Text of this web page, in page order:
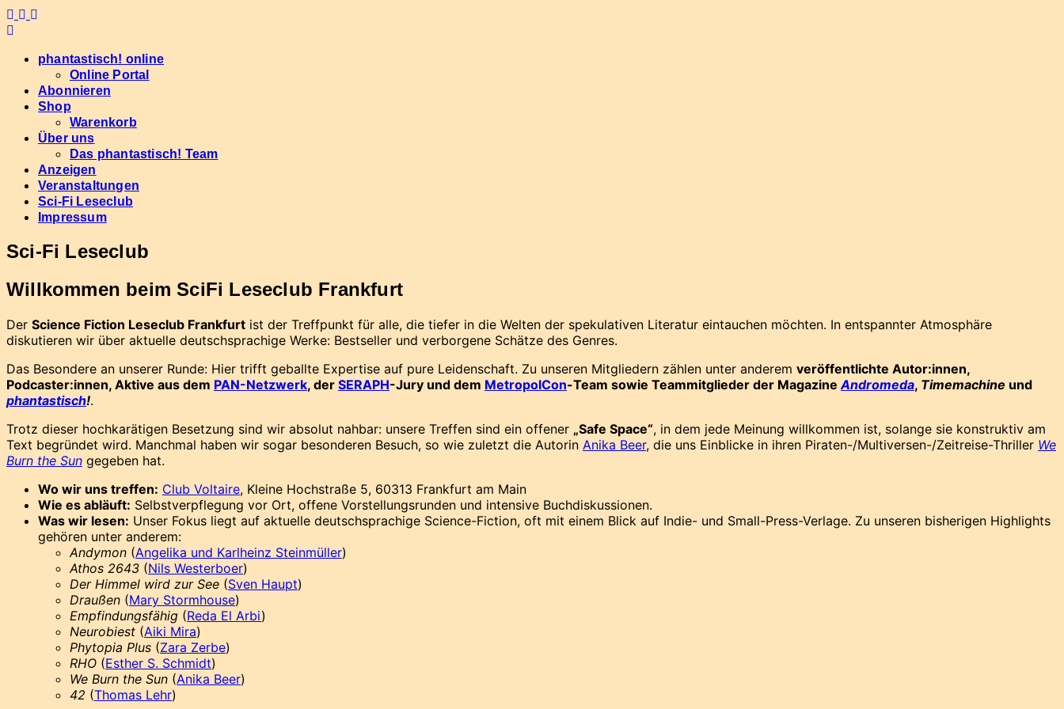
Skip
to
phantastisch! online
Online Portal
Abonnieren
Shop
Warenkorb
Über uns
Das phantastisch! Team
Anzeigen
Veranstaltungen
Sci-Fi Leseclub
Impressum
Sci-Fi Leseclub
Willkommen beim SciFi Leseclub Frankfurt
Der Science Fiction Leseclub Frankfurt ist der Treffpunkt für alle, die tiefer in die Welten der spekulativen Literatur eintauchen möchten. In entspannter Atmosphäre
diskutieren wir über aktuelle deutschsprachige Werke: Bestseller und verborgene Schätze des Genres.
Das Besondere an unserer Runde: Hier trifft geballte Expertise auf pure Leidenschaft. Zu unseren Mitgliedern zählen unter anderem veröffentlichte Autor:innen,
Podcaster:innen, Aktive aus dem PAN-Netzwerk, der SERAPH-Jury und dem MetropolCon-Team sowie Teammitglieder der Magazine Andromeda, Timemachine und
phantastisch!.
Trotz dieser hochkarätigen Besetzung sind wir absolut nahbar: unsere Treffen sind ein offener „Safe Space“, in dem jede Meinung willkommen ist, solange sie konstruktiv am
Text begründet wird. Manchmal haben wir sogar besonderen Besuch, so wie zuletzt die Autorin Anika Beer, die uns Einblicke in ihren Piraten-/Multiversen-/Zeitreise-Thriller We
Burn the Sun gegeben hat.
Wo wir uns treffen: Club Voltaire, Kleine Hochstraße 5, 60313 Frankfurt am Main
Wie es abläuft: Selbstverpflegung vor Ort, offene Vorstellungsrunden und intensive Buchdiskussionen.
Was wir lesen: Unser Fokus liegt auf aktuelle deutschsprachige Science-Fiction, oft mit einem Blick auf Indie- und Small-Press-Verlage. Zu unseren bisherigen Highlights
gehören unter anderem:
Andymon (Angelika und Karlheinz Steinmüller)
Athos 2643 (Nils Westerboer)
Der Himmel wird zur See (Sven Haupt)
Draußen (Mary Stormhouse)
Empfindungsfähig (Reda El Arbi)
Neurobiest (Aiki Mira)
Phytopia Plus (Zara Zerbe)
RHO (Esther S. Schmidt)
We Burn the Sun (Anika Beer)
42 (Thomas Lehr)